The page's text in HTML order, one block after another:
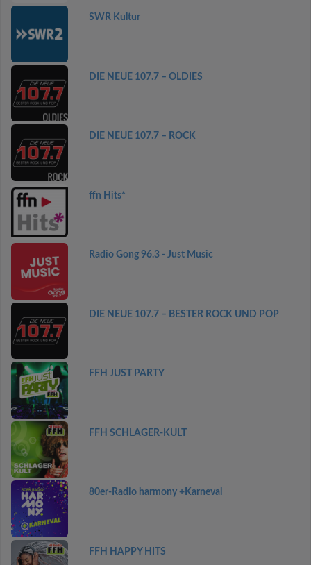
SWR Kultur
DIE NEUE 107.7 – OLDIES
DIE NEUE 107.7 – ROCK
ffn Hits*
Radio Gong 96.3 - Just Music
DIE NEUE 107.7 – BESTER ROCK UND POP
FFH JUST PARTY
FFH SCHLAGER-KULT
80er-Radio harmony +Karneval
FFH HAPPY HITS